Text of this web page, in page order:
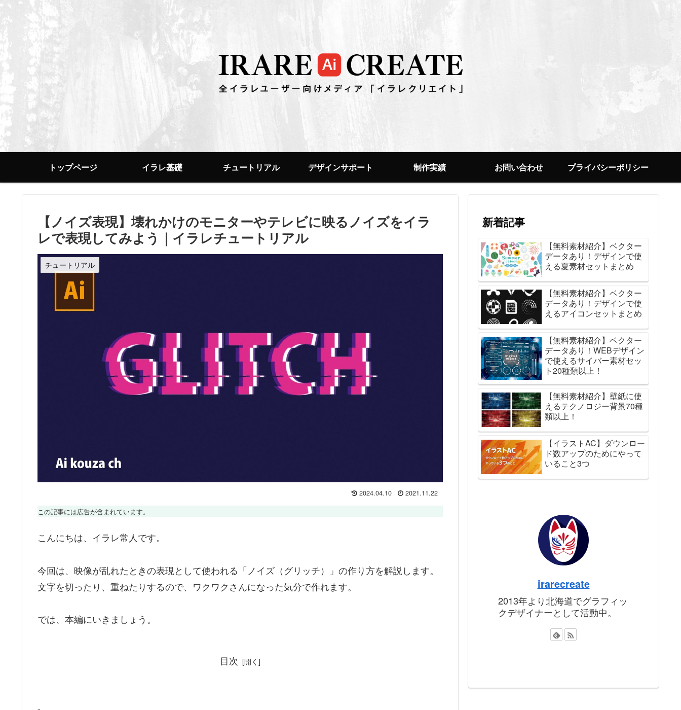
トップページ イラレ基礎 チュートリアル デザインサポート 制作実績 お問い合わせ プライバシーポリシー
【ノイズ表現】壊れかけのモニターやテレビに映るノイズをイラ
レで表現してみよう｜イラレチュートリアル
チュートリアル
2024.04.10 2021.11.22
この記事には広告が含まれています。
こんにちは、イラレ常人です。
今回は、映像が乱れたときの表現として使われる「ノイズ（グリッチ）」の作り方を解説します。
文字を切ったり、重ねたりするので、ワクワクさんになった気分で作れます。
では、本編にいきましょう。
目次
新着記事
【無料素材紹介】ベクター
データあり！デザインで使
える夏素材セットまとめ
【無料素材紹介】ベクター
データあり！デザインで使
えるアイコンセットまとめ
【無料素材紹介】ベクター
データあり！WEBデザイン
で使えるサイバー素材セッ
ト20種類以上！
【無料素材紹介】壁紙に使
えるテクノロジー背景70種
類以上！
【イラストAC】ダウンロー
ド数アップのためにやって
いること3つ
irarecreate
2013年より北海道でグラフィッ
クデザイナーとして活動中。